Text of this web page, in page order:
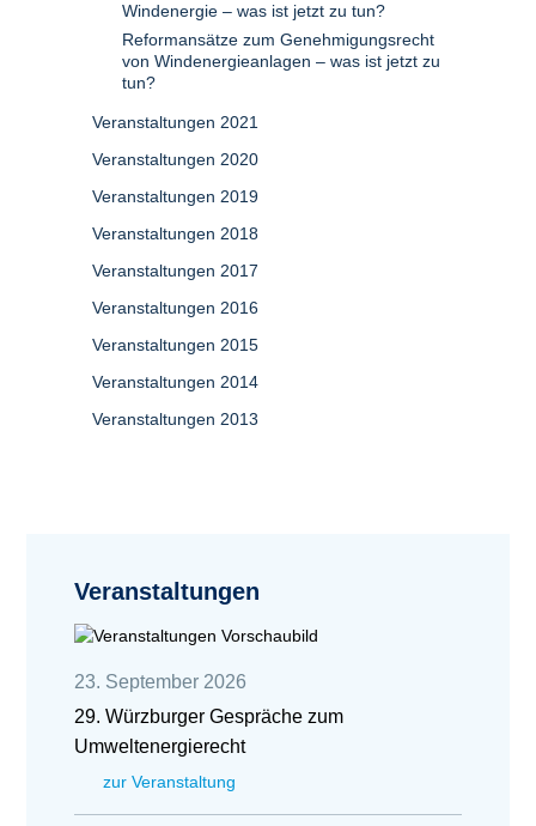
Windenergie – was ist jetzt zu tun?
Reformansätze zum Genehmigungsrecht
von Windenergieanlagen – was ist jetzt zu
tun?
Veranstaltungen 2021
Veranstaltungen 2020
Veranstaltungen 2019
Veranstaltungen 2018
Veranstaltungen 2017
Veranstaltungen 2016
Veranstaltungen 2015
Veranstaltungen 2014
Veranstaltungen 2013
Veranstaltungen
23. September 2026
29. Würzburger Gespräche zum
Umweltenergierecht
zur Veranstaltung